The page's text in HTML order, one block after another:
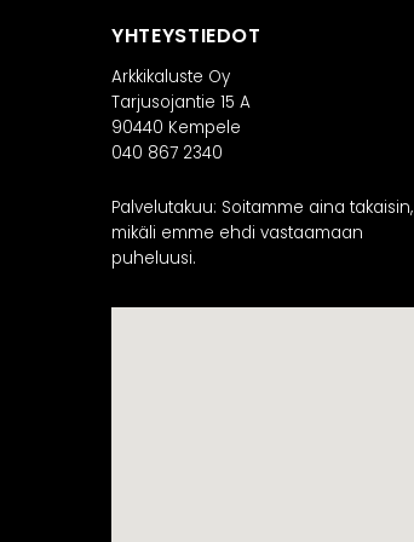
YHTEYSTIEDOT
Arkkikaluste Oy
Tarjusojantie 15 A
90440 Kempele
040 867 2340
Palvelutakuu: Soitamme aina takaisin,
mikäli emme ehdi vastaamaan
puheluusi.